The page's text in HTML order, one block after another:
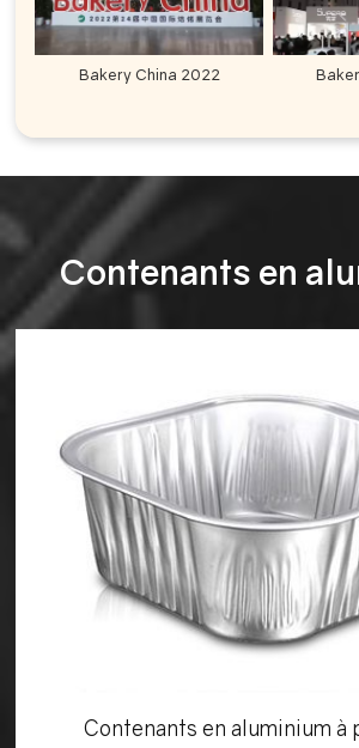
Bakery China 2022
Contenants en
Contenants en aluminium à